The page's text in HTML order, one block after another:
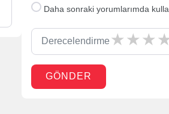
Daha sonraki yorumlarımda
Derecelendirme
GÖNDER